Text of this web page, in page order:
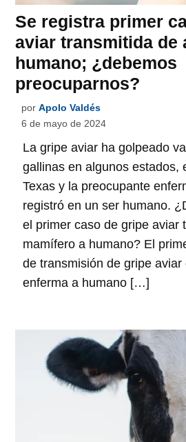
Se registra primer
aviar transmitida de
humano; ¿debemos
preocuparnos?
por Apolo Valdés
6 de mayo de 2024
La gripe aviar ha golpeado
gallinas en algunos estados,
Texas y la preocupante
registró en un ser humano.
el primer caso de gripe aviar
mamífero a humano? El
de transmisión de gripe aviar
enferma a humano […]